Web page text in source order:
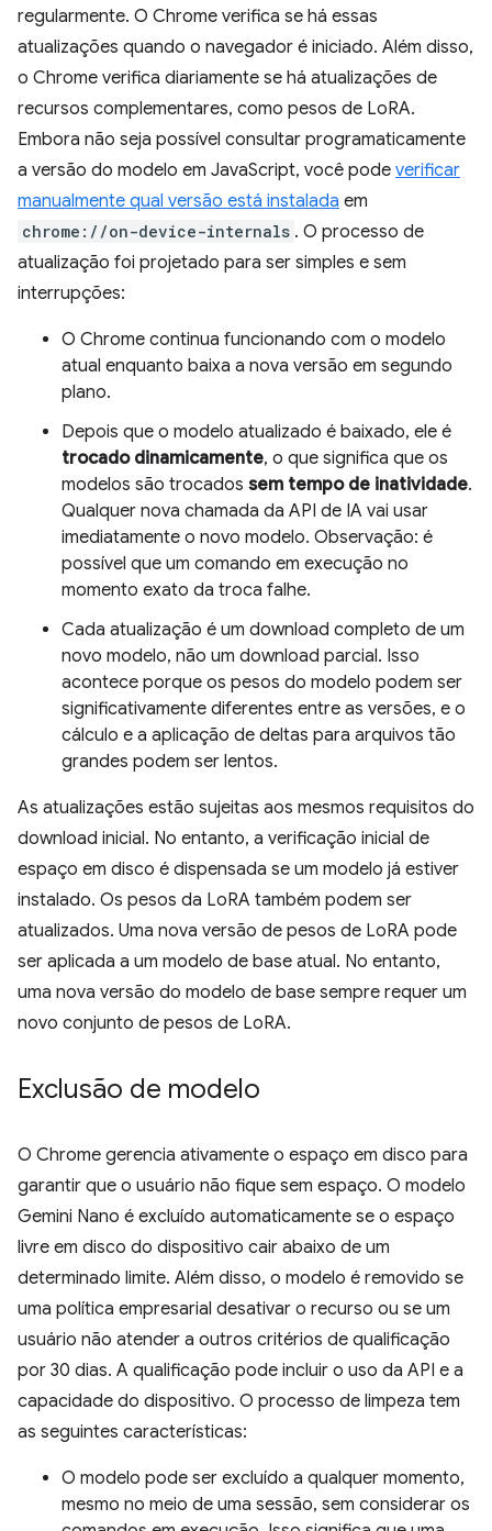
regularmente. O Chrome verifica se há essas
atualizações quando o navegador é iniciado. Além disso,
o Chrome verifica diariamente se há atualizações de
recursos complementares, como pesos de LoRA.
Embora não seja possível consultar programaticamente
a versão do modelo em JavaScript, você pode verificar
manualmente qual versão está instalada em
chrome://on-device-internals . O processo de
atualização foi projetado para ser simples e sem
interrupções:
O Chrome continua funcionando com o modelo
atual enquanto baixa a nova versão em segundo
plano.
Depois que o modelo atualizado é baixado, ele é
trocado dinamicamente, o que significa que os
modelos são trocados sem tempo de inatividade.
Qualquer nova chamada da API de IA vai usar
imediatamente o novo modelo. Observação: é
possível que um comando em execução no
momento exato da troca falhe.
Cada atualização é um download completo de um
novo modelo, não um download parcial. Isso
acontece porque os pesos do modelo podem ser
significativamente diferentes entre as versões, e o
cálculo e a aplicação de deltas para arquivos tão
grandes podem ser lentos.
As atualizações estão sujeitas aos mesmos requisitos do
download inicial. No entanto, a verificação inicial de
espaço em disco é dispensada se um modelo já estiver
instalado. Os pesos da LoRA também podem ser
atualizados. Uma nova versão de pesos de LoRA pode
ser aplicada a um modelo de base atual. No entanto,
uma nova versão do modelo de base sempre requer um
novo conjunto de pesos de LoRA.
Exclusão de modelo
O Chrome gerencia ativamente o espaço em disco para
garantir que o usuário não fique sem espaço. O modelo
Gemini Nano é excluído automaticamente se o espaço
livre em disco do dispositivo cair abaixo de um
determinado limite. Além disso, o modelo é removido se
uma política empresarial desativar o recurso ou se um
usuário não atender a outros critérios de qualificação
por 30 dias. A qualificação pode incluir o uso da API e a
capacidade do dispositivo. O processo de limpeza tem
as seguintes características:
O modelo pode ser excluído a qualquer momento,
mesmo no meio de uma sessão, sem considerar os